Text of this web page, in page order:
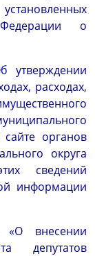
Федерации о
утверждении
расходах,
органов
округа
сведений
информации
внесении
депутатов